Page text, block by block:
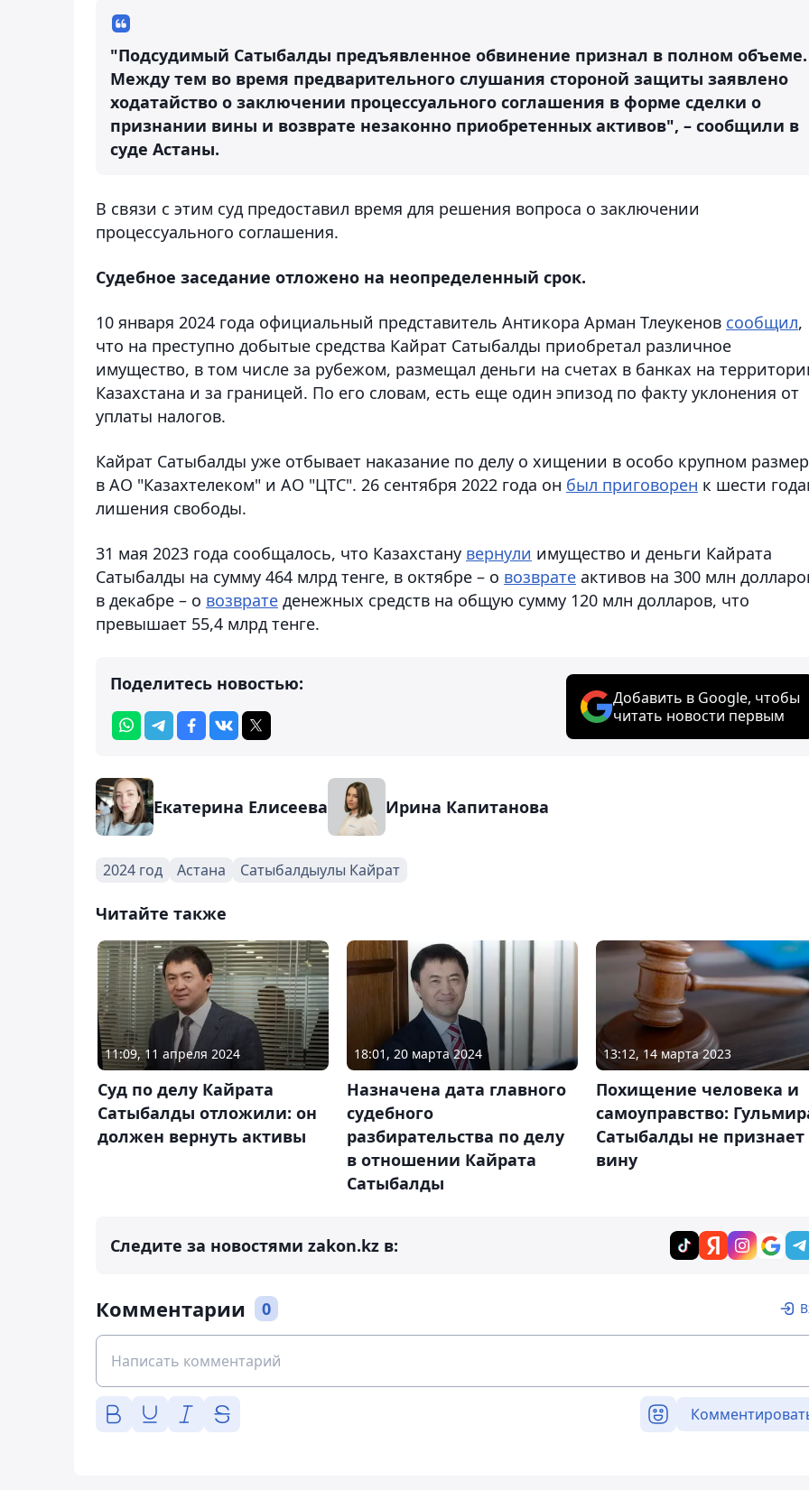
"Подсудимый Сатыбалды предъявленное обвинение признал в полном объеме.
Между тем во время предварительного слушания стороной защиты заявлено
ходатайство о заключении процессуального соглашения в форме сделки о
признании вины и возврате незаконно приобретенных активов", – сообщили в
суде Астаны.
В связи с этим суд предоставил время для решения вопроса о заключении
процессуального соглашения.
Судебное заседание отложено на неопределенный срок.
10 января 2024 года официальный представитель Антикора Арман Тлеукенов сообщил,
что на преступно добытые средства Кайрат Сатыбалды приобретал различное
имущество, в том числе за рубежом, размещал деньги на счетах в банках на
Казахстана и за границей. По его словам, есть еще один эпизод по факту уклонения от
уплаты налогов.
Кайрат Сатыбалды уже отбывает наказание по делу о хищении в особо крупном
в АО "Казахтелеком" и АО "ЦТС". 26 сентября 2022 года он был приговорен к шести
лишения свободы.
31 мая 2023 года сообщалось, что Казахстану вернули имущество и деньги Кайрата
Сатыбалды на сумму 464 млрд тенге, в октябре – о возврате активов на 300 млн
в декабре – о возврате денежных средств на общую сумму 120 млн долларов, что
превышает 55,4 млрд тенге.
Поделитесь новостью:
Добавить в Google, чтобы
читать новости первым
Екатерина Елисеева Ирина Капитанова
2024 год Астана Сатыбалдыулы Кайрат
Читайте также
11:09, 11 апреля 2024
Суд по делу Кайрата
Сатыбалды отложили: он
должен вернуть активы
18:01, 20 марта 2024
Назначена дата главного
судебного
разбирательства по делу
в отношении Кайрата
Сатыбалды
13:12, 14 марта 2023
Похищение человека и
самоуправство:
Сатыбалды не признает
вину
Следите за новостями zakon.kz в:
Комментарии 0